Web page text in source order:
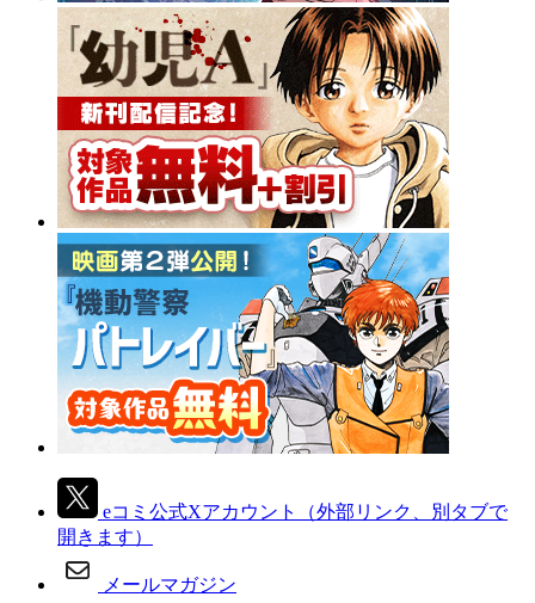
eコミ公式Xアカウント
（外部リンク、別タブで
開きます）
メールマガジン